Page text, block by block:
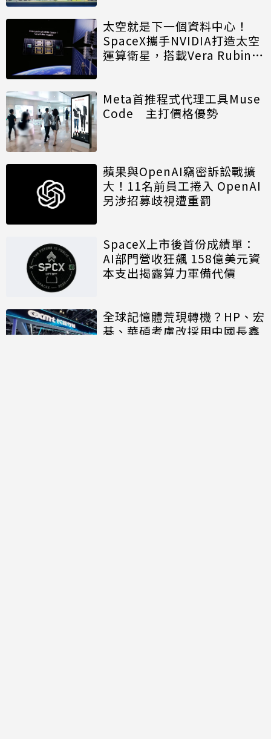
太空就是下一個資料中心！
SpaceX攜手NVIDIA打造太空
運算衛星，搭載Vera Rubin運
Meta首推程式代理工具Muse
Code 主打價格優勢
蘋果與OpenAI竊密訴訟戰擴
大！11名前員工捲入 OpenAI
另涉招募歧視遭重罰
SpaceX上市後首份成績單：
AI部門營收狂飆 158億美元資
本支出揭露算力軍備代價
全球記憶體荒現轉機？HP、宏
碁、華碩考慮改採用中國長鑫